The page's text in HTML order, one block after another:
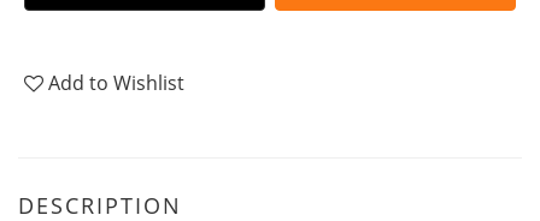
Add to Wishlist
DESCRIPTION